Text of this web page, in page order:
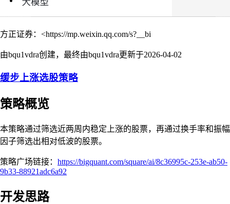
方正证券：<https://mp.weixin.qq.com/s?__bi
由bqu1vdra创建，最终由bqu1vdra更新于2026-04-02
缓步上涨选股策略
策略概览
本策略通过筛选近两周内稳定上涨的股票，再通过换手率和振幅
因子筛选出相对低波的股票。
策略广场链接： https://bigquant.com/square/ai/8c36995c-253e-ab50-
9b33-88921adc6a92
开发思路